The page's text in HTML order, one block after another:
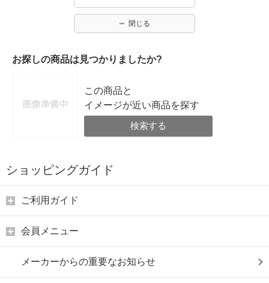
閉じる
お探しの商品は見つかりましたか?
この商品と
イメージが近い商品を探す
検索する
ショッピングガイド
ご利用ガイド
会員メニュー
メーカーからの重要なお知らせ